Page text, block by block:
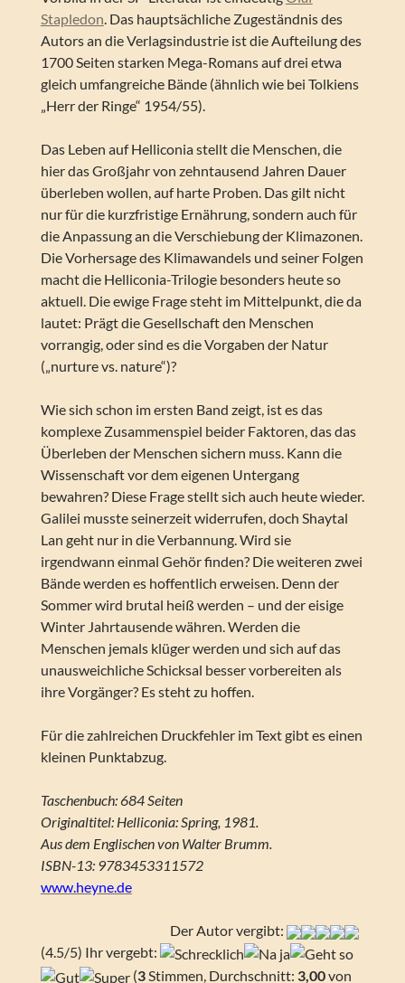
Stapledon. Das hauptsächliche Zugeständnis des
Autors an die Verlagsindustrie ist die Aufteilung des
1700 Seiten starken Mega-Romans auf drei etwa
gleich umfangreiche Bände (ähnlich wie bei Tolkiens
„Herr der Ringe“ 1954/55).
Das Leben auf Helliconia stellt die Menschen, die
hier das Großjahr von zehntausend Jahren Dauer
überleben wollen, auf harte Proben. Das gilt nicht
nur für die kurzfristige Ernährung, sondern auch für
die Anpassung an die Verschiebung der Klimazonen.
Die Vorhersage des Klimawandels und seiner Folgen
macht die Helliconia-Trilogie besonders heute so
aktuell. Die ewige Frage steht im Mittelpunkt, die da
lautet: Prägt die Gesellschaft den Menschen
vorrangig, oder sind es die Vorgaben der Natur
(„nurture vs. nature“)?
Wie sich schon im ersten Band zeigt, ist es das
komplexe Zusammenspiel beider Faktoren, das das
Überleben der Menschen sichern muss. Kann die
Wissenschaft vor dem eigenen Untergang
bewahren? Diese Frage stellt sich auch heute wieder.
Galilei musste seinerzeit widerrufen, doch Shaytal
Lan geht nur in die Verbannung. Wird sie
irgendwann einmal Gehör finden? Die weiteren zwei
Bände werden es hoffentlich erweisen. Denn der
Sommer wird brutal heiß werden – und der eisige
Winter Jahrtausende währen. Werden die
Menschen jemals klüger werden und sich auf das
unausweichliche Schicksal besser vorbereiten als
ihre Vorgänger? Es steht zu hoffen.
Für die zahlreichen Druckfehler im Text gibt es einen
kleinen Punktabzug.
Taschenbuch: 684 Seiten
Originaltitel: Helliconia: Spring, 1981.
Aus dem Englischen von Walter Brumm.
ISBN-13: 9783453311572
www.heyne.de
Der Autor vergibt:
(4.5/5) Ihr vergebt:
(3Stimmen, Durchschnitt: 3,00von